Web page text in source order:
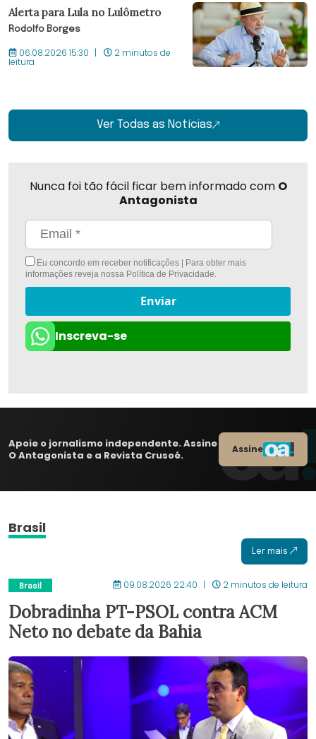
Alerta para Lula no Lulômetro
Rodolfo Borges
06.08.2026 15:30 2 minutos de
leitura
Ver Todas as Notícias
Nunca foi tão fácil ficar bem informado com O
Antagonista
Eu concordo em receber notificações | Para obter mais
informações reveja nossa Política de Privacidade
Enviar
Inscreva-se
Apoie o jornalismo independente. Assine
O Antagonista e a Revista Crusoé.
Assine
Brasil
Ler mais
Brasil 09.08.2026 22:40 2 minutos de leitura
Dobradinha PT-PSOL contra ACM
Neto no debate da Bahia